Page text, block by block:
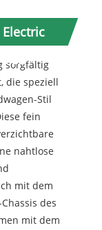
sorgfältig
die speziell
Stil
fein
nahtlose
mit dem
des
mit dem